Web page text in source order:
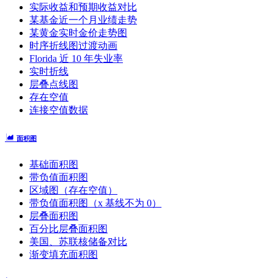
实际收益和预期收益对比
某基金近一个月业绩走势
某黄金实时金价走势图
时序折线图过渡动画
Florida 近 10 年失业率
实时折线
层叠点线图
存在空值
连接空值数据
面积图
基础面积图
带负值面积图
区域图（存在空值）
带负值面积图（x 基线不为 0）
层叠面积图
百分比层叠面积图
美国、苏联核储备对比
渐变填充面积图